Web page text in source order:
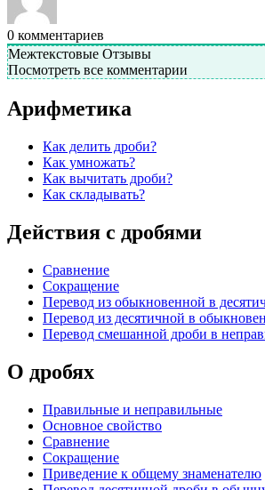
0 комментариев
Межтекстовые Отзывы
Посмотреть все комментарии
Арифметика
Как делить дроби?
Как умножать?
Как вычитать дроби?
Как складывать?
Действия с дробями
Сравнение
Сокращение
Перевод из обыкновенной в
Перевод из десятичной в
Перевод смешанной дроби в
О дробях
Правильные и неправильные
Основное свойство
Сравнение
Сокращение
Приведение к общему знаменателю